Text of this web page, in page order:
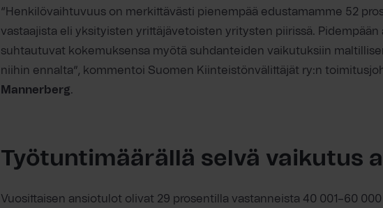
“Henkilövaihtuvuus on merkittävästi pienempää edustamamme 52
vastaajista eli yksityisten yrittäjävetoisten yritysten piirissä.
suhtautuvat kokemuksensa myötä suhdanteiden vaikutuksiin
niihin ennalta”, kommentoi Suomen Kiinteistönvälittäjät ry:n
Mannerberg.
Työtuntimäärällä selvä vaikutus
Vuosittaisen ansiotulot olivat 29 prosentilla vastanneista 40 001–60